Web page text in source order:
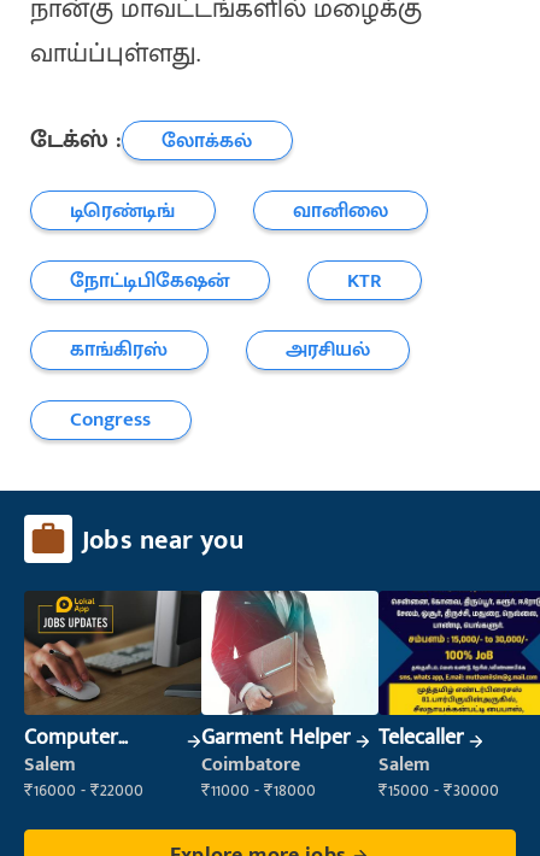
நான்கு மாவட்​டங்​களில் மழைக்கு
வாய்ப்புள்ளது.
டேக்ஸ் :
லோக்கல்
டிரெண்டிங்
வானிலை
நோட்டிபிகேஷன்
KTR
காங்கிரஸ்
அரசியல்
Congress
Jobs near you
Computer
Operator
Salem
₹16000 - ₹22000
Garment Helper
Coimbatore
₹11000 - ₹18000
Telecaller
Salem
₹15000 - ₹30000